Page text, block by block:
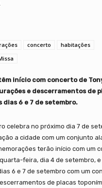
concerto
habitações
início com concerto de
e descerramentos de
dias 6 e 7 de setembro.
celebra no próximo dia 7 de
a cidade com um conjunto
terão início com um
feira, dia 4 de setembro, e
6 e 7 de setembro com um
de placas